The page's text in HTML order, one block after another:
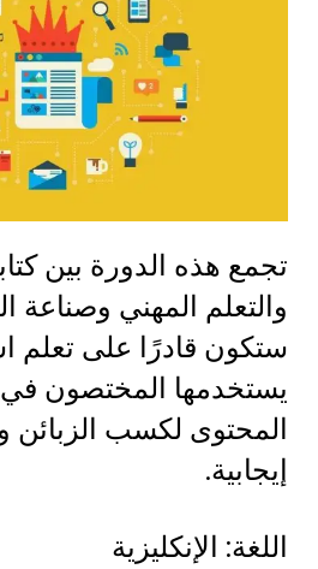
تجمع هذه الدورة بين
والتعلم المهني وصناعة
ستكون قادرًا على تعلم
يستخدمها المختصون
المحتوى لكسب الزبائن
إيجابية.
اللغة: الإنكليزية